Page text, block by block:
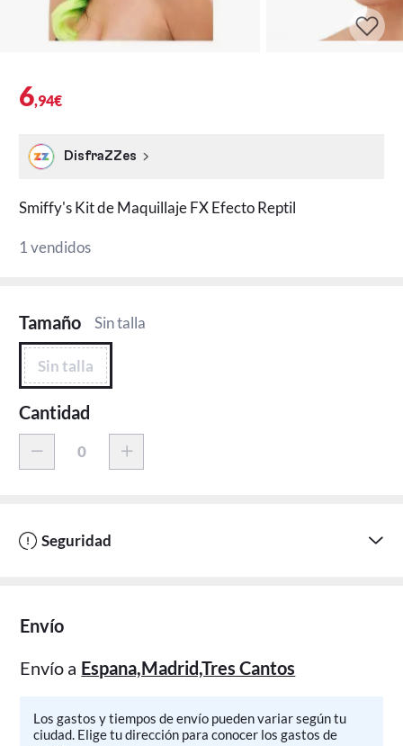
6,94€
DisfraZZes
Smiffy's Kit de Maquillaje FX Efecto Reptil
1 vendidos
Tamaño Sin talla
Sin talla
Cantidad
Seguridad
Envío
Envío a Espana,Madrid,Tres Cantos
Los gastos y tiempos de envío pueden variar según tu
ciudad. Elige tu dirección para conocer los gastos de